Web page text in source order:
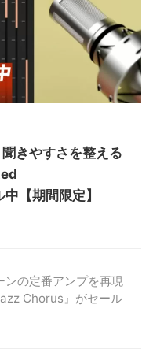
きやすさを整える
【期間限定】
ンの定番アンプを再現
Chorus』がセール